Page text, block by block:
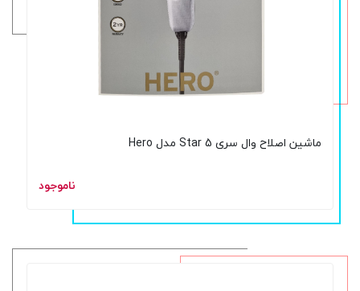
ماشین اصلاح وال سری 5 Star مدل Hero
ناموجود